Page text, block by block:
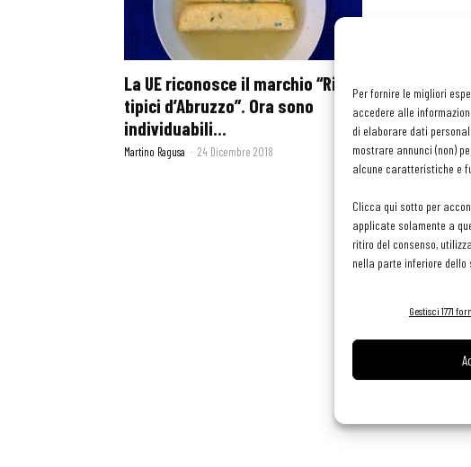
Per fornire le migliori
accedere alle
di elaborare dati
mostrare annunci (non)
alcune caratteristiche e
Clicca qui sotto per
applicate solamente a
ritiro del consenso,
nella parte inferiore dello
Gestisci 1771
La UE riconosce il marchio “Ristoranti
tipici d’Abruzzo”. Ora sono
individuabili...
Martino Ragusa - 24 Dicembre 2018